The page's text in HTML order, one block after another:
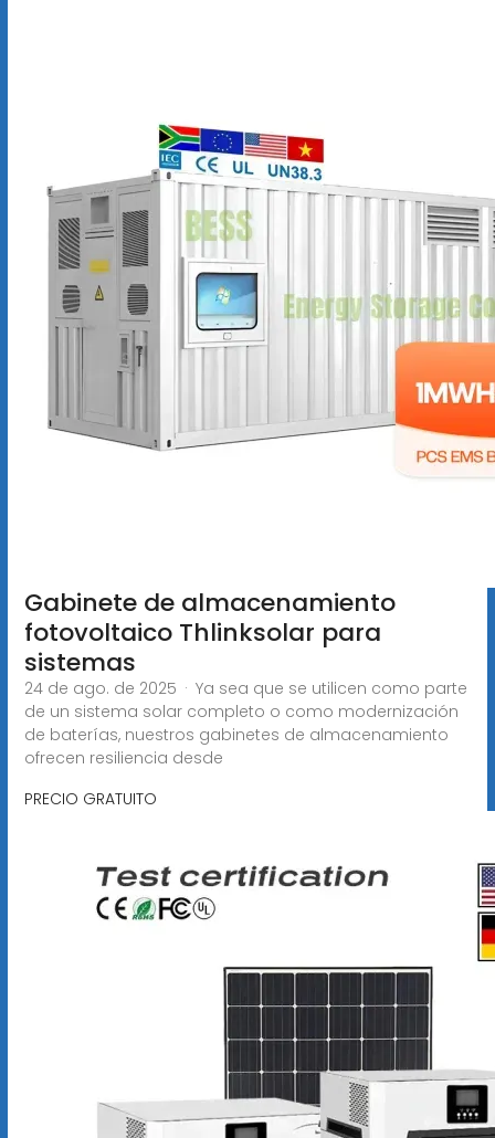
Gabinete de almacenamiento
fotovoltaico Thlinksolar para
sistemas
24 de ago. de 2025 · Ya sea que se utilicen como parte
de un sistema solar completo o como modernización
de baterías, nuestros gabinetes de almacenamiento
ofrecen resiliencia desde
PRECIO GRATUITO